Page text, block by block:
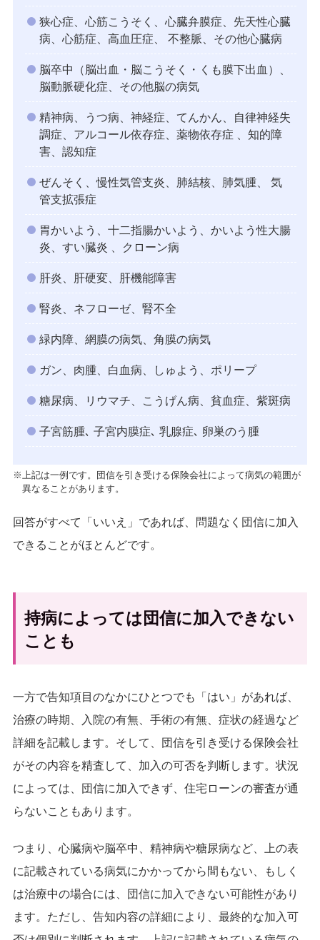
狭心症、心筋こうそく、心臓弁膜症、先天性心臓
病、心筋症、高血圧症、 不整脈、その他心臓病
脳卒中（脳出血・脳こうそく・くも膜下出血）、
脳動脈硬化症、その他脳の病気
精神病、うつ病、神経症、てんかん、自律神経失
調症、アルコール依存症、薬物依存症 、知的障
害、認知症
ぜんそく、慢性気管支炎、肺結核、肺気腫、 気
管支拡張症
胃かいよう、十二指腸かいよう、かいよう性大腸
炎、すい臓炎 、クローン病
肝炎、肝硬変、肝機能障害
腎炎、ネフローゼ、腎不全
緑内障、網膜の病気、角膜の病気
ガン、肉腫、白血病、しゅよう、ポリープ
糖尿病、リウマチ、こうげん病、貧血症、紫斑病
子宮筋腫､ 子宮内膜症､ 乳腺症､ 卵巣のう腫
※上記は一例です。団信を引き受ける保険会社によって病気の範囲が
異なることがあります。
回答がすべて「いいえ」であれば、問題なく団信に加入
できることがほとんどです。
持病によっては団信に加入できない
ことも
一方で告知項目のなかにひとつでも「はい」があれば、
治療の時期、入院の有無、手術の有無、症状の経過など
詳細を記載します。そして、団信を引き受ける保険会社
がその内容を精査して、加入の可否を判断します。状況
によっては、団信に加入できず、住宅ローンの審査が通
らないこともあります。
つまり、心臓病や脳卒中、精神病や糖尿病など、上の表
に記載されている病気にかかってから間もない、もしく
は治療中の場合には、団信に加入できない可能性があり
ます。ただし、告知内容の詳細により、最終的な加入可